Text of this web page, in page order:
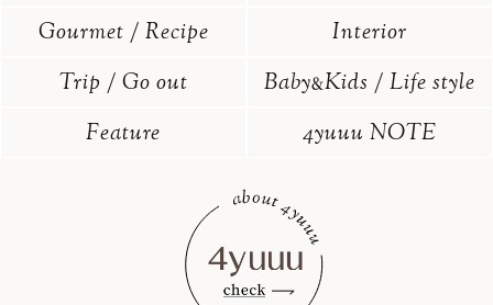
Gourmet / Recipe
Interior
Trip / Go out
Baby&Kids / Life style
Feature
4yuuu NOTE